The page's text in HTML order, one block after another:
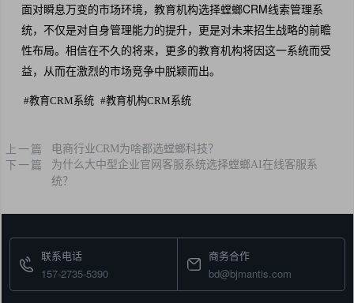
面对瞬息万变的市场环境，教育机构选择螳螂CRM线索管理系
统，不仅是对自身管理能力的提升，更是对未来招生战略的前瞻
性布局。相信在不久的将来，更多的教育机构将因这一系统而受
益，从而在激烈的市场竞争中脱颖而出。
#教育CRM系统 #教育机构CRM系统
上一篇 电商行业CRM为啥都选螳螂科技？
下一篇
为什么大中型企业官网客服系统选择螳螂AI在线客服系
统？
联系电话
157-2735-5390
商务合作
bd@bjmantis.com